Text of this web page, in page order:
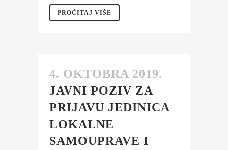
PROČITAJ VIŠE
4. OKTOBRA 2019.
JAVNI POZIV ZA
PRIJAVU JEDINICA
LOKALNE
SAMOUPRAVE I